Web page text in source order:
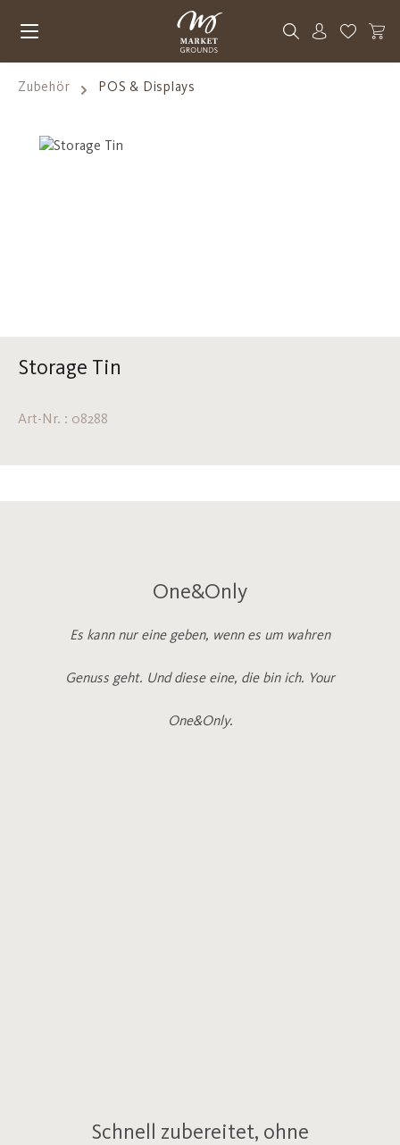
Du hast
Zubehör POS & Displays
Bildergalerie überspringen
Storage Tin
Art-Nr. : 08288
One&Only
Es kann nur eine geben, wenn es um wahren
Genuss geht. Und diese eine, die bin ich. Your
One&Only.
Schnell zubereitet, ohne